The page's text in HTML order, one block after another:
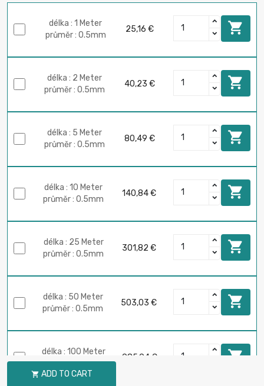
délka : 1 Meter
průměr : 0.5mm
25,16 € 
délka : 2 Meter
průměr : 0.5mm
40,23 € 
délka : 5 Meter
průměr : 0.5mm
80,49 € 
délka : 10 Meter
průměr : 0.5mm
140,84 € 
délka : 25 Meter
průměr : 0.5mm
301,82 € 
délka : 50 Meter
průměr : 0.5mm
503,03 € 
délka : 100 Meter
průměr : 0.5mm
985,94 € 
 ADD TO CART